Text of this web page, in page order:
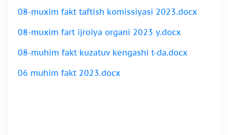
08-muxim fakt taftish komissiyasi 2023.docx
08-muxim fart ijroiya organi 2023 y.docx
08-muhim fakt kuzatuv kengashi t-da.docx
06 muhim fakt 2023.docx